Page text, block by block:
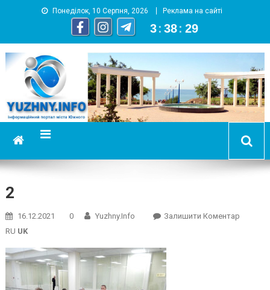
Понеділок, 10 Серпня, 2026 Реклама на сайті
3 : 38 : 29
YUZHNY.INFO
информационный портал города Южный
2
16.12.2021 0 Yuzhny.info Залишити КоментарOn
RU UK